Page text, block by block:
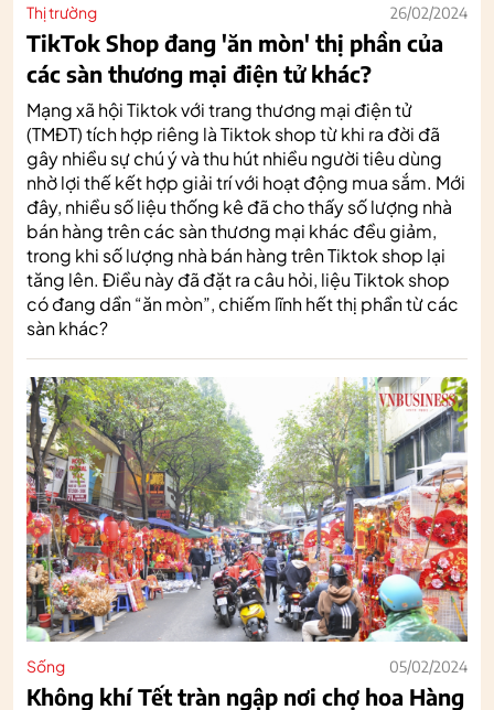
Thị trường 26/02/2024
TikTok Shop đang 'ăn mòn' thị phần của
các sàn thương mại điện tử khác?
Mạng xã hội Tiktok với trang thương mại điện tử
(TMĐT) tích hợp riêng là Tiktok shop từ khi ra đời đã
gây nhiều sự chú ý và thu hút nhiều người tiêu dùng
nhờ lợi thế kết hợp giải trí với hoạt động mua sắm. Mới
đây, nhiều số liệu thống kê đã cho thấy số lượng nhà
bán hàng trên các sàn thương mại khác đều giảm,
trong khi số lượng nhà bán hàng trên Tiktok shop lại
tăng lên. Điều này đã đặt ra câu hỏi, liệu Tiktok shop
có đang dần “ăn mòn”, chiếm lĩnh hết thị phần từ các
sàn khác?
Sống 05/02/2024
Không khí Tết tràn ngập nơi chợ hoa Hàng